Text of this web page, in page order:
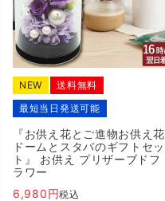
NEW
送料無料
最短当日発送可能
『お供え花とご進物お供え花
ドームとスタバのギフトセッ
ト』 お供え プリザーブドフ
ラワー
6,980
税込